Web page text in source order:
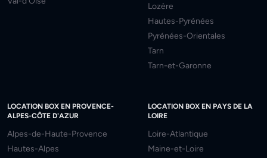
Lozère
Hautes-Pyrénées
Pyrénées-Orientales
Tarn
Tarn-et-Garonne
LOCATION BOX EN PROVENCE-
ALPES-CÔTE D'AZUR
Alpes-de-Haute-Provence
Hautes-Alpes
LOCATION BOX EN PAYS DE LA
LOIRE
Loire-Atlantique
Maine-et-Loire